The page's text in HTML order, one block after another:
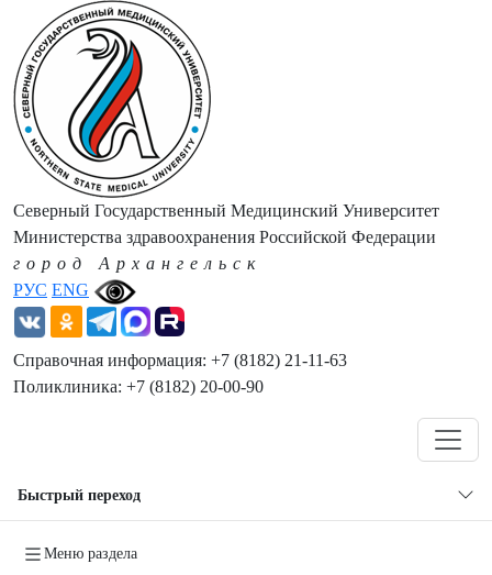
РУС ENG
Северный Государственный Медицинский Университет
Министерства здравоохранения Российской Федерации
город Архангельск
Справочная информация: +7 (8182) 21-11-63
Поликлиника: +7 (8182) 20-00-90
Быстрый переход
Меню раздела